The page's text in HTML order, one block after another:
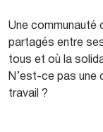
Une communauté
partagés entre
tous et où la
N’est-ce pas une
travail ?